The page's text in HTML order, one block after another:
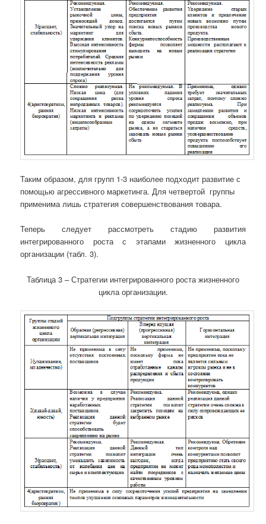
Таким образом, для групп 1-3 наиболее подходит развитие с
помощью агрессивного маркетинга. Для четвертой группы
применима лишь стратегия совершенствования товара.
Теперь следует рассмотреть стадию развития
интегрированного роста с этапами жизненного цикла
организации (табл. 3).
Таблица 3 – Стратегии интегрированного роста жизненного
цикла организации.